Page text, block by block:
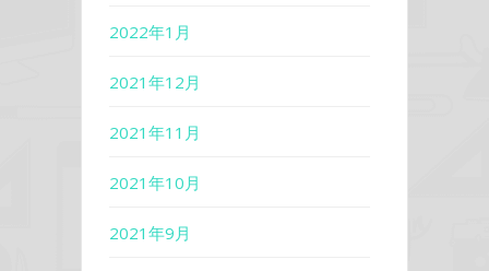
2022年1月
2021年12月
2021年11月
2021年10月
2021年9月